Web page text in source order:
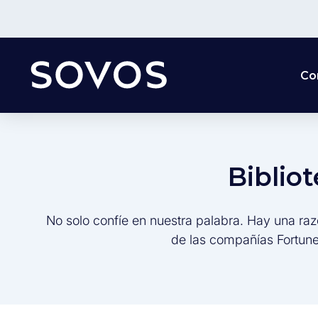
No solo confíe en nuestra palabra. Hay una
de las compañías